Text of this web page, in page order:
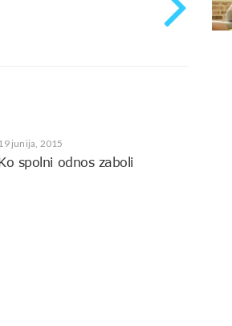
19 junija, 2015
Ko spolni odnos zaboli